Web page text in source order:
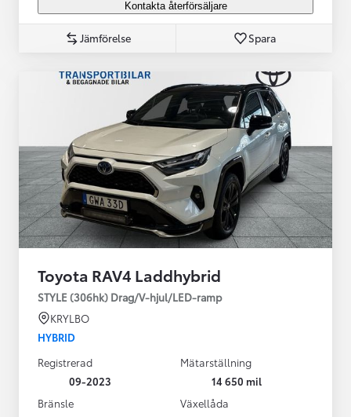
Kontakta återförsäljare
Jämförelse Spara
Toyota RAV4 Laddhybrid
STYLE (306hk) Drag/V-hjul/LED-ramp
KRYLBO
HYBRID
Registrerad
09-2023
Mätarställning
14 650 mil
Bränsle
Växellåda